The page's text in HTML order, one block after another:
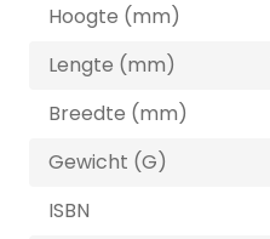
Hoogte (mm)
Lengte (mm)
Breedte (mm)
Gewicht (G)
ISBN